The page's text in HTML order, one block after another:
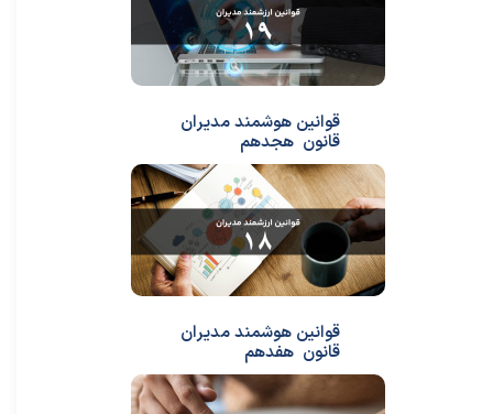
قوانین هوشمند مدیران
قانون هجدهم
قوانین هوشمند مدیران
قانون هفدهم